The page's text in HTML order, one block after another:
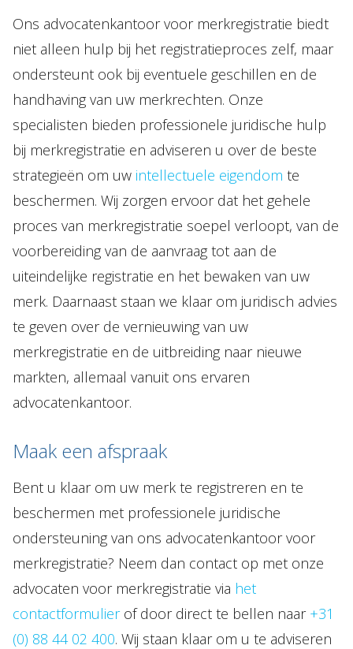
Ons advocatenkantoor voor merkregistratie biedt
niet alleen hulp bij het registratieproces zelf, maar
ondersteunt ook bij eventuele geschillen en de
handhaving van uw merkrechten. Onze
specialisten bieden professionele juridische hulp
bij merkregistratie en adviseren u over de beste
strategieën om uw intellectuele eigendom te
beschermen. Wij zorgen ervoor dat het gehele
proces van merkregistratie soepel verloopt, van de
voorbereiding van de aanvraag tot aan de
uiteindelijke registratie en het bewaken van uw
merk. Daarnaast staan we klaar om juridisch advies
te geven over de vernieuwing van uw
merkregistratie en de uitbreiding naar nieuwe
markten, allemaal vanuit ons ervaren
advocatenkantoor.
Maak een afspraak
Bent u klaar om uw merk te registreren en te
beschermen met professionele juridische
ondersteuning van ons advocatenkantoor voor
merkregistratie? Neem dan contact op met onze
advocaten voor merkregistratie via het
contactformulierof door direct te bellen naar +31
(0) 88 44 02 400. Wij staan klaar om u te adviseren